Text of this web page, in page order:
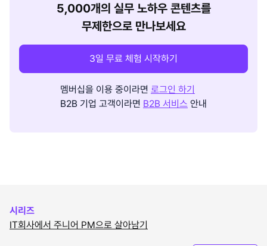
5,000개의 실무 노하우 콘텐츠를
무제한으로 만나보세요
3일 무료 체험 시작하기
멤버십을 이용 중이라면 로그인 하기
B2B 기업 고객이라면 B2B 서비스 안내
시리즈
IT회사에서 주니어 PM으로 살아남기